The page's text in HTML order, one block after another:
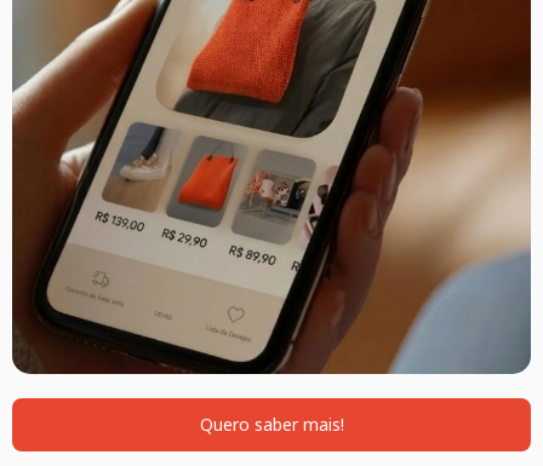
Quero saber mais!